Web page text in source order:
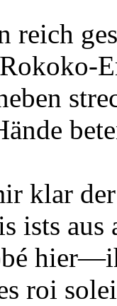
reich
klar
ists aus
roi